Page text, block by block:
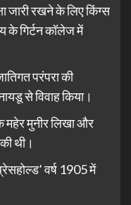
जारी रखने के लिए किंग्स
के गिर्टन कॉलेज में
परंपरा की
से विवाह किया।
महेर मुनीर लिखा और
थी।
वर्ष 1905 में